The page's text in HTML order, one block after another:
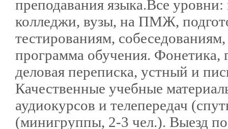
преподавания языка.Все
колледжи, вузы, на ПМЖ,
тестированиям,
программа обучения. Фонетика,
деловая переписка, устный и
Качественные учебные
аудиокурсов и телепередач
(минигруппы, 2-3 чел.). Выезд